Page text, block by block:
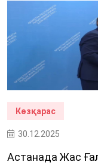
Көзқарас
30.12.2025
Астанада Жас